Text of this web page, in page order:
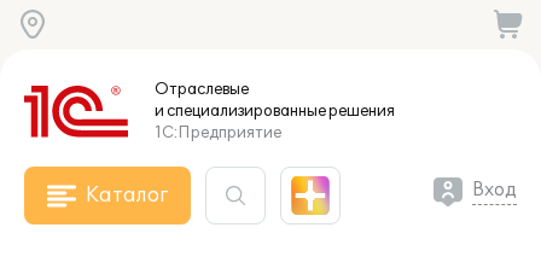
Отраслевые
и специализированныерешения
1С:Предприятие
Каталог Вход